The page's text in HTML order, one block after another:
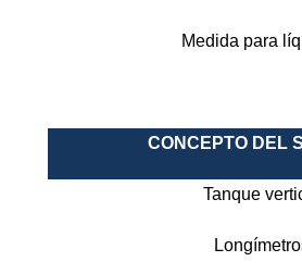
Medida para
CONCEPTO DEL
Tanque